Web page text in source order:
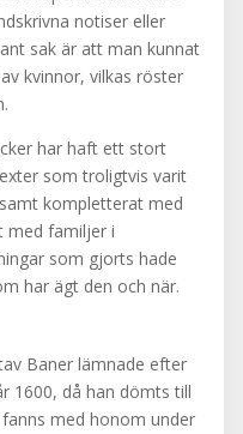
notiser eller
sak är att man kunnat
kvinnor, vilkas röster
har haft ett stort
som troligtvis varit
kompletterat med
med familjer i
som gjorts hade
har ägt den och när.
Baner lämnade efter
1600, då han dömts till
med honom under